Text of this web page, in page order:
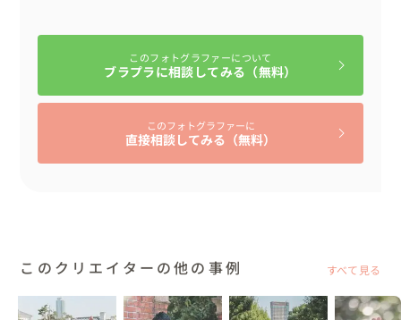
このフォトグラファーについて
ブラプラに相談してみる（無料）
このフォトグラファーに
直接相談してみる（無料）
このクリエイターの他の事例 すべて見る